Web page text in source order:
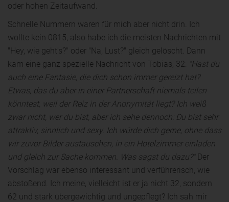
oder hohen Zeitaufwand.
Schnelle Nummern waren für mich aber nicht drin. Ich
wollte kein 0815, also habe ich die meisten Nachrichten mit
"Hey, wie geht's?" oder "Na, Lust?" gleich gelöscht. Dann
kam eine ganz spezielle Nachricht von Tobias, 32: "Hast du
auch eine Fantasie, die dich schon immer gereizt hat?
Etwas, das du aber in einer Partnerschaft niemals teilen
könntest, weil der Reiz in der Anonymität liegt? Ich weiß
zwar nicht, wer du bist, aber ich sehe dennoch: Du bist sehr
attraktiv, sinnlich und sexy. Ich würde dich gerne, ohne dass
wir zuvor Bilder austauschen, in ein Hotelzimmer einladen
und gleich zur Sache kommen. Was sagst du dazu?" Der
Vorschlag war ebenso interessant und verführerisch, wie
abstoßend. Ich meine, vielleicht ist er ja nicht 32, sondern
62 und stark übergewichtig und ungepflegt? Ich sah mir